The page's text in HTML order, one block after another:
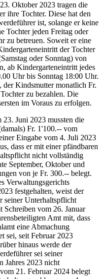
Oktober 2023 tragen die
ihre Tochter. Diese hat den
ist, solange er keine
Tochter jeden Freitag oder
zu betreuen. Soweit er eine
der Tochter
oder Sonntag) von
ab Kindergarteneintritt jedes
Uhr bis Sonntag 18:00 Uhr.
der Kindsmutter monatlich Fr.
zu bezahlen. Die
im Voraus zu erfolgen.
Juni 2023 mussten die
Fr. 1'100.-- vom
Eingabe vom 4. Juli 2023
dass er mit einer pfändbaren
nicht vollständig
September, Oktober und
von je Fr. 300.-- belegt.
Verwaltungsgerichts
festgehalten, weist der
seiner Unterhaltspflicht
vom 26. Januar
Amt mit, dass
eine Abmachung
sei, seit Februar 2023
hinaus werde der
sei seiner
Jahres 2023 nicht
21. Februar 2024 belegt